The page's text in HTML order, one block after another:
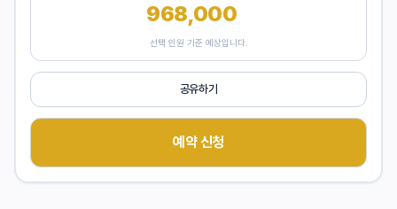
968,000
선택 인원 기준 예상입니다.
공유하기
예약 신청